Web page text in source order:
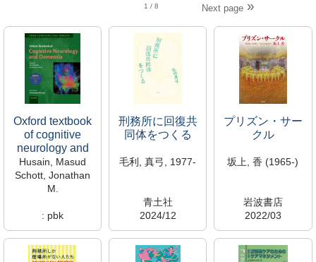
1 / 8 Next page
Oxford textbook
of cognitive
neurology and
dementia
Husain, Masud
Schott, Jonathan
M.
: pbk
Oxford University
Press
2016
刑務所に回復共
同体をつくる
毛利, 真弓, 1977-
青土社
2024/12
326/M
SK01420
河合美知子研究室
プリズン・サー
クル
坂上, 香 (1965-)
岩波書店
2022/03
326/S
SK01418
河合美知子研究室